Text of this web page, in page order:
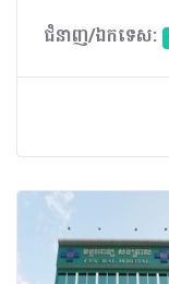
ជំនាញ/ឯកទេស: